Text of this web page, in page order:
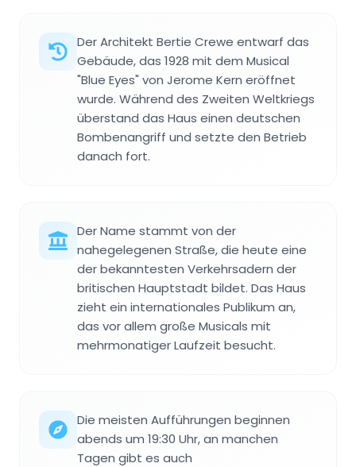
Der Architekt Bertie Crewe entwarf das
Gebäude, das 1928 mit dem Musical
"Blue Eyes" von Jerome Kern eröffnet
wurde. Während des Zweiten Weltkriegs
überstand das Haus einen deutschen
Bombenangriff und setzte den Betrieb
danach fort.
Der Name stammt von der
nahegelegenen Straße, die heute eine
der bekanntesten Verkehrsadern der
britischen Hauptstadt bildet. Das Haus
zieht ein internationales Publikum an,
das vor allem große Musicals mit
mehrmonatiger Laufzeit besucht.
Die meisten Aufführungen beginnen
abends um 19:30 Uhr, an manchen
Tagen gibt es auch